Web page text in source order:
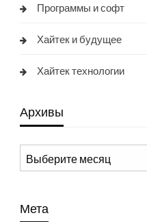
Программы и софт
Хайтек и будущее
Хайтек технологии
Архивы
Архивы
Мета